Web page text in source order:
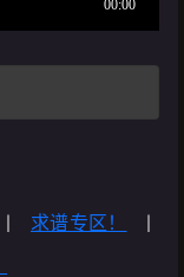
求谱专区！